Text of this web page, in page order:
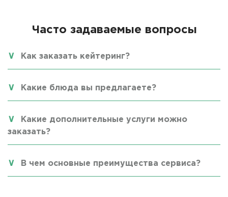
Часто задаваемые вопросы
Как заказать кейтеринг?
Какие блюда вы предлагаете?
Какие дополнительные услуги можно
заказать?
В чем основные преимущества сервиса?